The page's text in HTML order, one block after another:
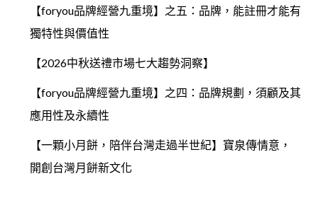
【foryou品牌經營九重境】之五：品牌，能註冊才能有
獨特性與價值性
【2026中秋送禮市場七大趨勢洞察】
【foryou品牌經營九重境】之四：品牌規劃，須顧及其
應用性及永續性
【一顆小月餅，陪伴台灣走過半世紀】寶泉傳情意，
開創台灣月餅新文化